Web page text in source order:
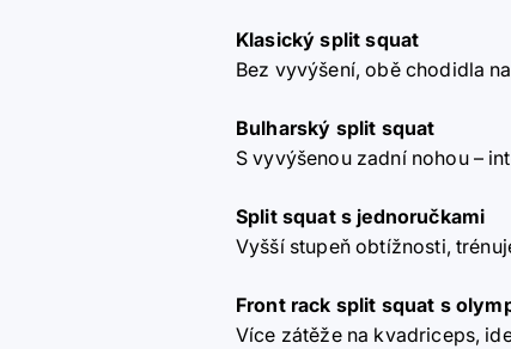
Klasický split squat
Bez vyvýšení, obě chodidla
Bulharský split squat
S vyvýšenou zadní nohou –
Split squat s jednoručkami
Vyšší stupeň obtížnosti,
Front rack split squat s
Více zátěže na kvadriceps,